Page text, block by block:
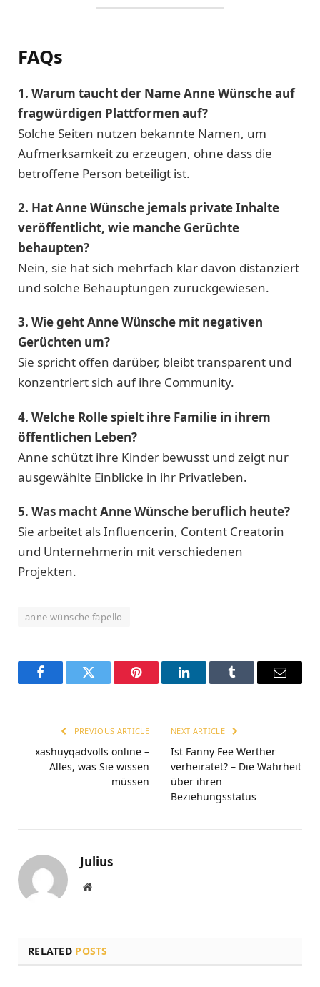
FAQs
1. Warum taucht der Name Anne Wünsche auf
fragwürdigen Plattformen auf?
Solche Seiten nutzen bekannte Namen, um
Aufmerksamkeit zu erzeugen, ohne dass die
betroffene Person beteiligt ist.
2. Hat Anne Wünsche jemals private Inhalte
veröffentlicht, wie manche Gerüchte
behaupten?
Nein, sie hat sich mehrfach klar davon distanziert
und solche Behauptungen zurückgewiesen.
3. Wie geht Anne Wünsche mit negativen
Gerüchten um?
Sie spricht offen darüber, bleibt transparent und
konzentriert sich auf ihre Community.
4. Welche Rolle spielt ihre Familie in ihrem
öffentlichen Leben?
Anne schützt ihre Kinder bewusst und zeigt nur
ausgewählte Einblicke in ihr Privatleben.
5. Was macht Anne Wünsche beruflich heute?
Sie arbeitet als Influencerin, Content Creatorin
und Unternehmerin mit verschiedenen
Projekten.
anne wünsche fapello
FacebookTwitter Pinterest LinkedInTumblr Email
PREVIOUS ARTICLE
xashuyqadvolls online –
Alles, was Sie wissen
müssen
NEXT ARTICLE
Ist Fanny Fee Werther
verheiratet? – Die Wahrheit
über ihren
Beziehungsstatus
Julius
Website
RELATED POSTS